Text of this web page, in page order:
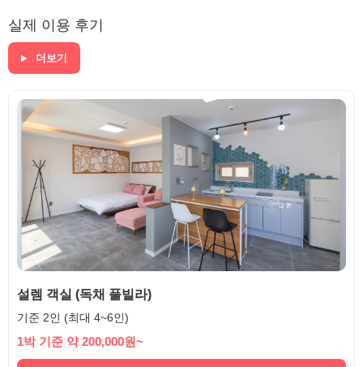
실제 이용 후기
더보기
설렘 객실 (독채 풀빌라)
기준 2인 (최대 4~6인)
1박 기준 약 200,000원~